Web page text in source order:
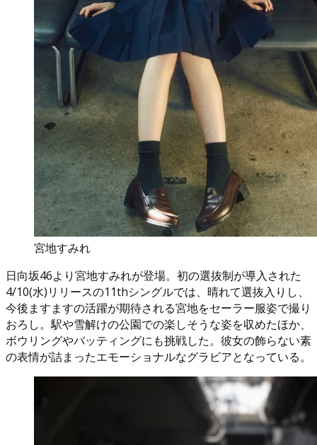
宮地すみれ
日向坂46より宮地すみれが登場。初の選抜制が導入された
4/10(水)リリースの11thシングルでは、晴れて選抜入りし、
今後ますますの活躍が期待される宮地をセーラー服姿で撮り
おろし。駅や雪解けの公園での楽しそうな姿を収めたほか、
ボウリングやバッティングにも挑戦した。彼女の飾らない素
の表情が詰まったエモーショナルなグラビアとなっている。